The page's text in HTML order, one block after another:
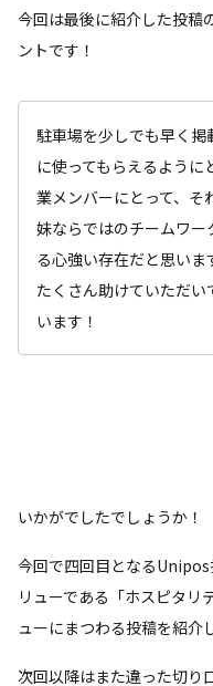
今回は最後に紹介した投稿
ントです！
駐車場を少しでも早く掲
に使ってもらえるように
業メンバーにとって、そ
妹ならではのチームワ
る心強い存在だと思いま
たくさん助けていただ
います！
いかがでしたでしょうか！
今回で四回目となる
リューである「ホスピタリ
ューにまつわる投稿を紹介
次回以降はまた違った切り